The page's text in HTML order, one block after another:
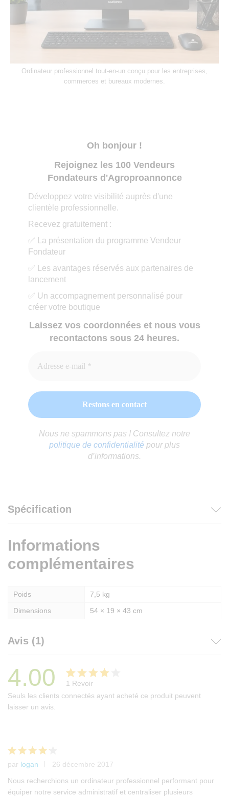
Ordinateur professionnel tout-en-un conçu pour les entreprises,
commerces et bureaux modernes.
Oh bonjour !
Rejoignez les 100 Vendeurs
Fondateurs d'Agroproannonce
Développez votre visibilité auprès d'une
clientèle professionnelle.
Recevez gratuitement :
✅ La présentation du programme Vendeur
Fondateur
✅ Les avantages réservés aux partenaires de
lancement
✅ Un accompagnement personnalisé pour
créer votre boutique
Laissez vos coordonnées et nous vous
recontactons sous 24 heures.
Nous ne spammons pas ! Consultez notre
politique de confidentialité pour plus
d’informations.
Spécification
Informations
complémentaires
Poids
7,5 kg
Dimensions
54 × 19 × 43 cm
Avis (1)
4.00
Noté
client
1 Revoir
Seuls les clients connectés ayant acheté ce produit peuvent
laisser un avis.
Note4
sur 5
par logan
26 décembre 2017
Nous recherchions un ordinateur professionnel performant pour
équiper notre service administratif et centraliser plusieurs